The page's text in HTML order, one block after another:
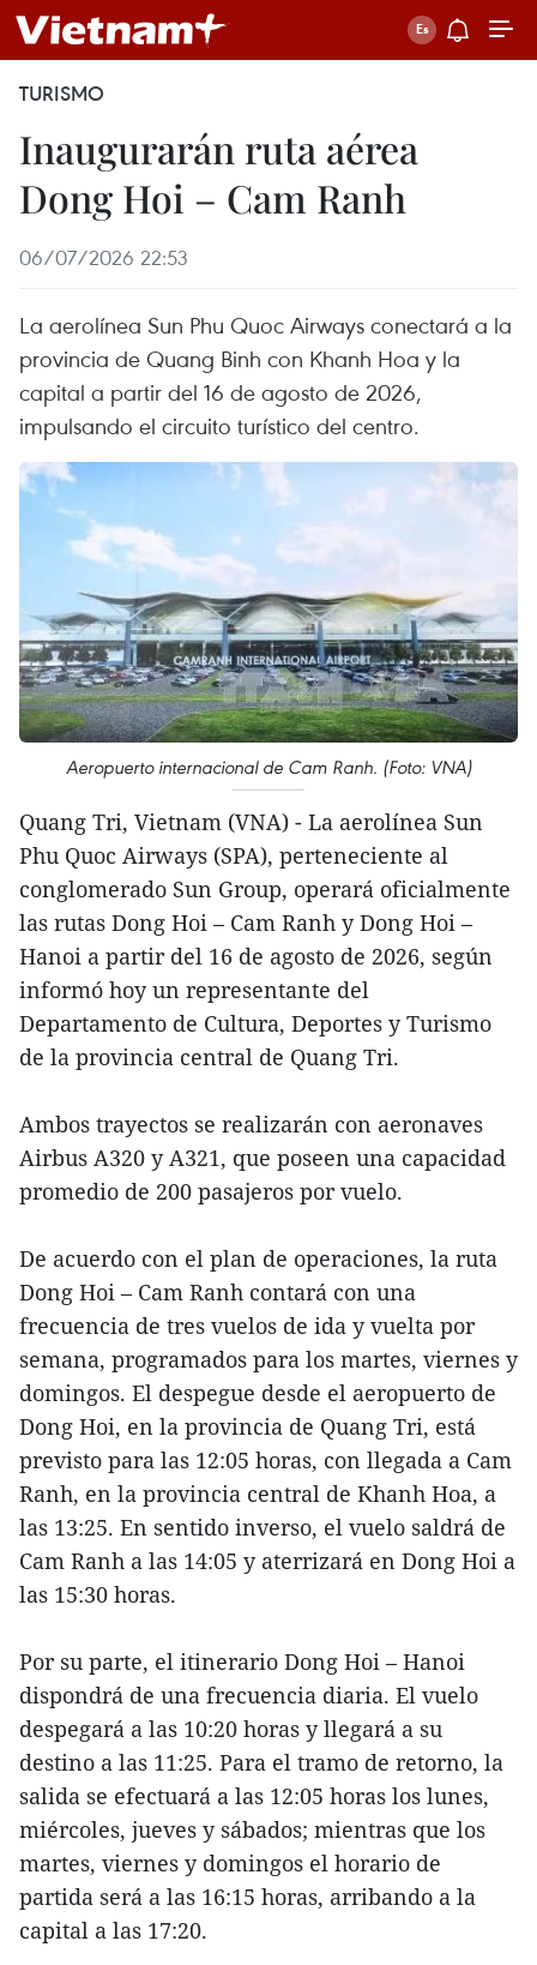
TURISMO
Inaugurarán ruta aérea
Dong Hoi – Cam Ranh
06/07/2026 22:53
La aerolínea Sun Phu Quoc Airways conectará a la
provincia de Quang Binh con Khanh Hoa y la
capital a partir del 16 de agosto de 2026,
impulsando el circuito turístico del centro.
Aeropuerto internacional de Cam Ranh. (Foto: VNA)
Quang Tri, Vietnam (VNA) - La aerolínea Sun
Phu Quoc Airways (SPA), perteneciente al
conglomerado Sun Group, operará oficialmente
las rutas Dong Hoi – Cam Ranh y Dong Hoi –
Hanoi a partir del 16 de agosto de 2026, según
informó hoy un representante del
Departamento de Cultura, Deportes y Turismo
de la provincia central de Quang Tri.
Ambos trayectos se realizarán con aeronaves
Airbus A320 y A321, que poseen una capacidad
promedio de 200 pasajeros por vuelo.
De acuerdo con el plan de operaciones, la ruta
Dong Hoi – Cam Ranh contará con una
frecuencia de tres vuelos de ida y vuelta por
semana, programados para los martes, viernes y
domingos. El despegue desde el aeropuerto de
Dong Hoi, en la provincia de Quang Tri, está
previsto para las 12:05 horas, con llegada a Cam
Ranh, en la provincia central de Khanh Hoa, a
las 13:25. En sentido inverso, el vuelo saldrá de
Cam Ranh a las 14:05 y aterrizará en Dong Hoi a
las 15:30 horas.
Por su parte, el itinerario Dong Hoi – Hanoi
dispondrá de una frecuencia diaria. El vuelo
despegará a las 10:20 horas y llegará a su
destino a las 11:25. Para el tramo de retorno, la
salida se efectuará a las 12:05 horas los lunes,
miércoles, jueves y sábados; mientras que los
martes, viernes y domingos el horario de
partida será a las 16:15 horas, arribando a la
capital a las 17:20.